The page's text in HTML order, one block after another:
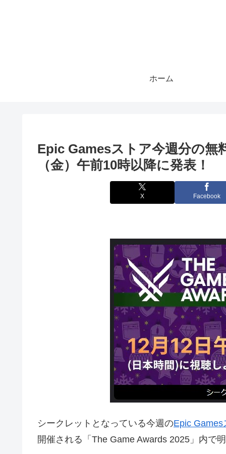
ホーム
Epic Gamesストア今週分の無
（金）午前10時以降に発表！
X Facebook
シークレットとなっている今週のEpic Games
開催される「The Game Awards 2025」内で